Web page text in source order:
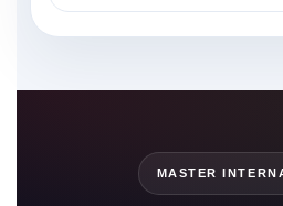
MASTER